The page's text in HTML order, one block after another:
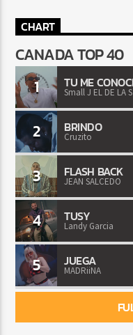
CHART
CANADA TOP 40
1 TU ME
Small J EL DE LA S
2 BRINDO
Cruzito
3 FLASH BACK
JEAN SALCEDO
4 TUSY
Landy Garcia
5 JUEGA
MADRiiNA